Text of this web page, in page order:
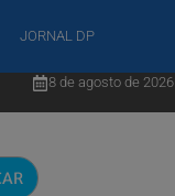
JORNAL DP
8 de agosto de 2026